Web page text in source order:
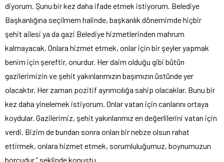
diyorum. Şunu bir kez daha ifade etmek istiyorum. Belediye
Başkanlığına seçilmem halinde, başkanlık dönemimde hiçbir
şehit ailesi ya da gazi Belediye hizmetlerinden mahrum
kalmayacak. Onlara hizmet etmek, onlar için bir şeyler yapmak
benim için şereftir, onurdur. Her daim olduğu gibi bütün
gazilerimizin ve şehit yakınlarımızın başımızın üstünde yer
olacaktır. Her zaman pozitif ayrımcılığa sahip olacaklar. Bunu bir
kez daha yinelemek istiyorum. Onlar vatan için canlarını ortaya
koydular. Gazilerimiz, şehit yakınlarımız en değerlilerini vatan için
verdi. Bizim de bundan sonra onları bir nebze olsun rahat
ettirmek, onlara hizmet etmek, sorumluluğumuz, boynumuzun
borcudur.” şeklinde konuştu.